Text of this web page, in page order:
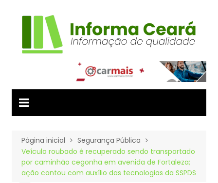
Página inicial
Segurança Pública
Veículo roubado é recuperado sendo transportado
por caminhão cegonha em avenida de Fortaleza;
ação contou com auxílio das tecnologias da SSPDS